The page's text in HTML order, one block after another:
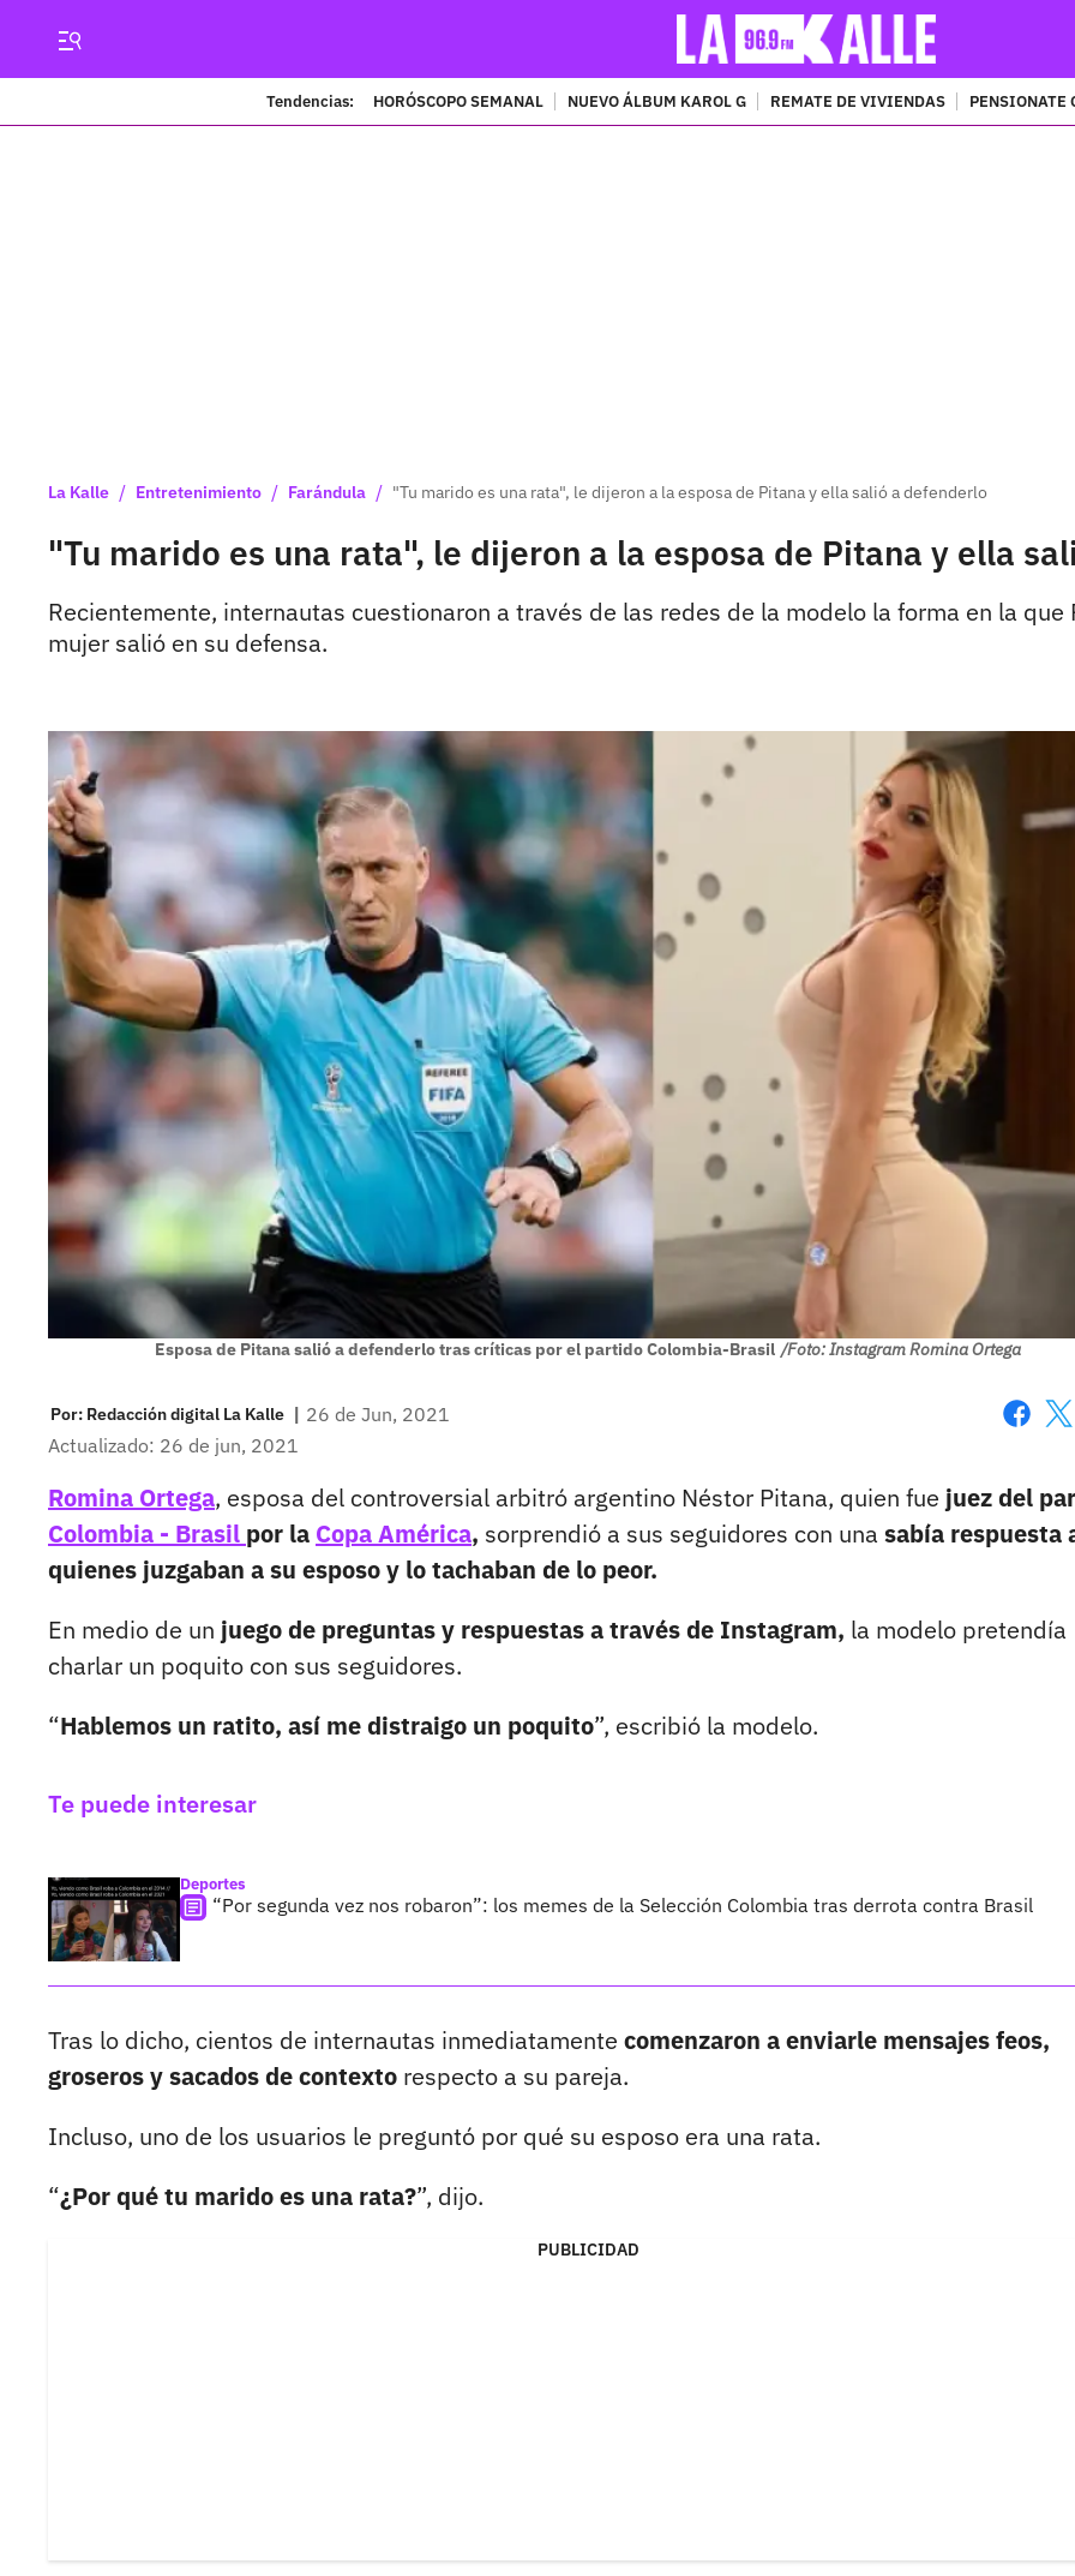
Tendencias: HORÓSCOPO SEMANAL NUEVO ÁLBUM KAROL G REMATE DE VIVIENDAS PENSIONATE
La Kalle / Entretenimiento / Farándula / "Tu marido es una rata", le dijeron a la esposa de Pitana y ella salió a defenderlo
"Tu marido es una rata", le dijeron a la esposa de Pitana y ella
Recientemente, internautas cuestionaron a través de las redes de la modelo la forma en la
mujer salió en su defensa.
Esposa de Pitana salió a defenderlo tras críticas por el partido Colombia-Brasil /Foto: Instagram Romina Ortega
Por: Redacción digital La Kalle | 26 de Jun, 2021
Actualizado: 26 de jun, 2021
Romina Ortega, esposa del controversial arbitró argentino Néstor Pitana, quien fue juez del
Colombia - Brasil por la Copa América, sorprendió a sus seguidores con una sabía respuesta
quienes juzgaban a su esposo y lo tachaban de lo peor.
En medio de un juego de preguntas y respuestas a través de Instagram, la modelo pretendía
charlar un poquito con sus seguidores.
“Hablemos un ratito, así me distraigo un poquito”, escribió la modelo.
Te puede interesar
Deportes
“Por segunda vez nos robaron”: los memes de la Selección Colombia tras derrota contra Brasil
Tras lo dicho, cientos de internautas inmediatamente comenzaron a enviarle mensajes feos,
groseros y sacados de contexto respecto a su pareja.
Incluso, uno de los usuarios le preguntó por qué su esposo era una rata.
“¿Por qué tu marido es una rata?”, dijo.
PUBLICIDAD